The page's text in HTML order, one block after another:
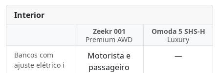
Interior
Zeekr 001
Premium AWD
Omoda 5 SHS-H
Luxury
Bancos com
ajuste elétrico ℹ️
Motorista e
passageiro
—